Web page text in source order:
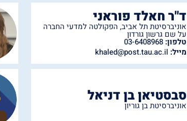
ד"ר חאלד פוראני
אוניברסיטת תל אביב, הפקולטה למדעי החברה
על שם גרשון גורדון
טלפון:
מייל: khaled@post.tau.ac.il
סבסטיאן בן דניאל
אוניברסיטת בן גוריון